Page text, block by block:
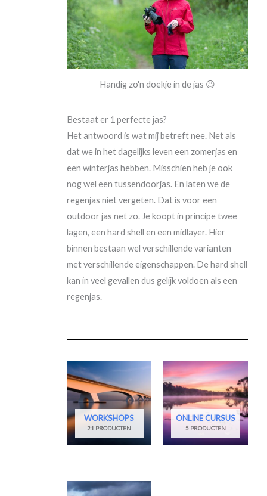
Handig zo'n doekje in de jas 😉
Bestaat er 1 perfecte jas?
Het antwoord is wat mij betreft nee. Net als
dat we in het dagelijks leven een zomerjas en
een winterjas hebben. Misschien heb je ook
nog wel een tussendoorjas. En laten we de
regenjas niet vergeten. Dat is voor een
outdoor jas net zo. Je koopt in principe twee
lagen, een hard shell en een midlayer. Hier
binnen bestaan wel verschillende varianten
met verschillende eigenschappen. De hard shell
kan in veel gevallen dus gelijk voldoen als een
regenjas.
WORKSHOPS
21 PRODUCTEN
ONLINE CURSUS
5 PRODUCTEN